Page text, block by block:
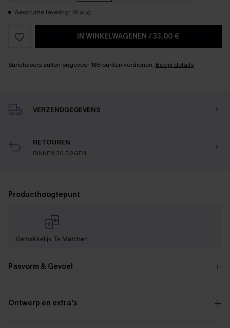
Geschatte levering: 19 aug.
IN WINKELWAGENEN /33,00 €
Sunchasers zullen ongeveer165 punten verdienen. Bekijk details
VERZENDGEGEVENS
RETOUREN
BINNEN 30 DAGEN
Producthoogtepunt
Gemakkelijk Te Matchen
Pasvorm & Gevoel
Ontwerp en extra's